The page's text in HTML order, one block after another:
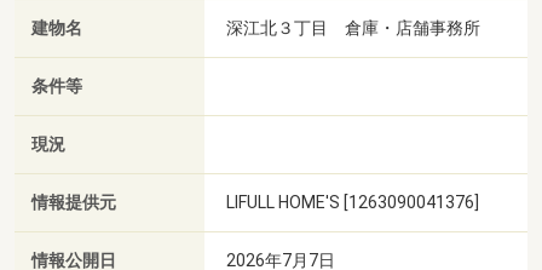
建物名 深江北３丁目 倉庫・店舗事務所
条件等
現況
情報提供元 LIFULL HOME'S [1263090041376]
情報公開日 2026年7月7日